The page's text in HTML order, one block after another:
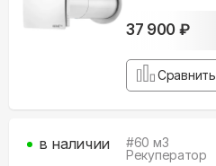
37 900 ₽
Сравнить
#60 м3
Рекуператор
в наличии